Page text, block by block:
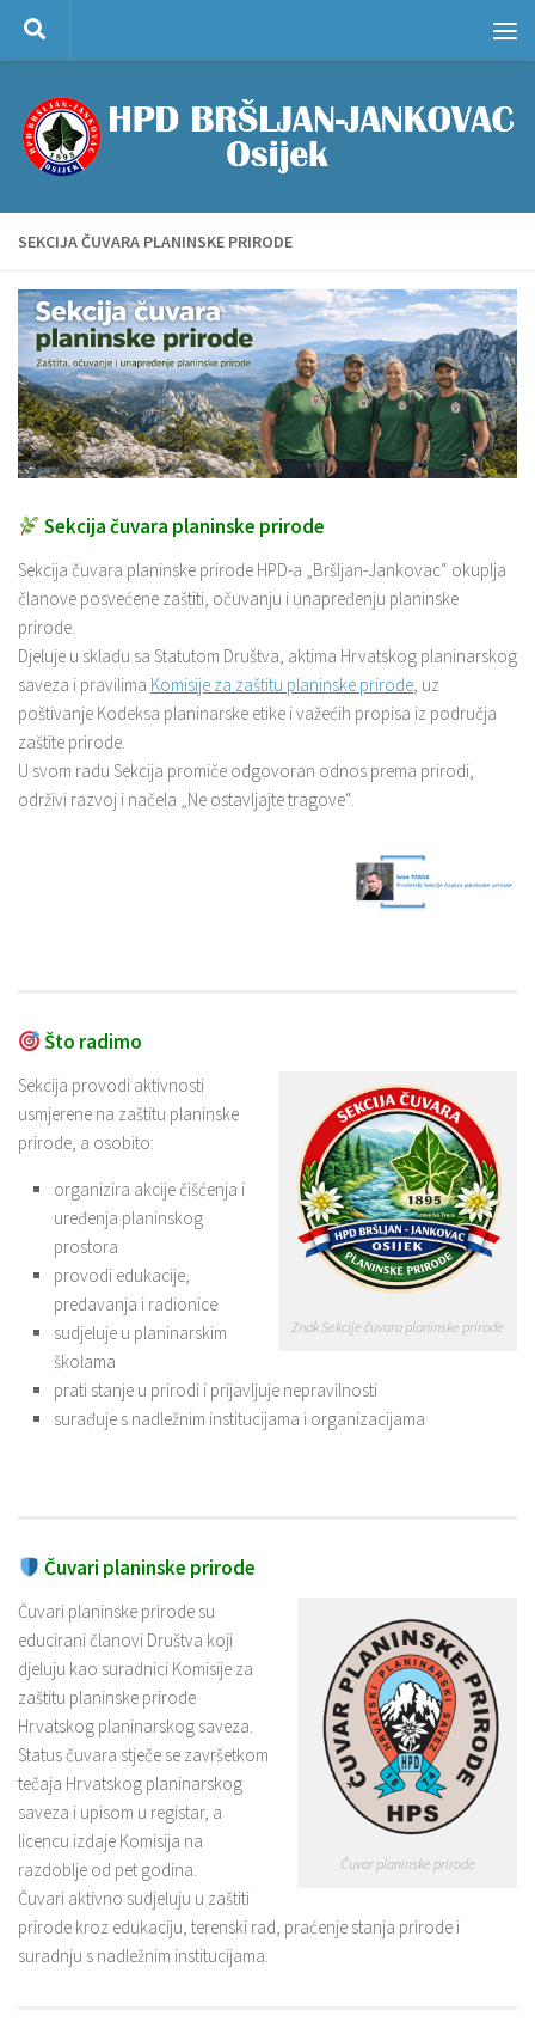
Skip to content
SEKCIJA ČUVARA PLANINSKE PRIRODE
Sekcija čuvara planinske prirode
Sekcija čuvara planinske prirode HPD-a „Bršljan-Jankovac“ okuplja
članove posvećene zaštiti, očuvanju i unapređenju planinske
prirode.
Djeluje u skladu sa Statutom Društva, aktima Hrvatskog planinarskog
saveza i pravilima Komisije za zaštitu planinske prirode, uz
poštivanje Kodeksa planinarske etike i važećih propisa iz područja
zaštite prirode.
U svom radu Sekcija promiče odgovoran odnos prema prirodi,
održivi razvoj i načela „Ne ostavljajte tragove“.
Što radimo
Znak Sekcije čuvara planinske prirode
Sekcija provodi aktivnosti
usmjerene na zaštitu planinske
prirode, a osobito:
organizira akcije čišćenja i
uređenja planinskog
prostora
provodi edukacije,
predavanja i radionice
sudjeluje u planinarskim
školama
prati stanje u prirodi i prijavljuje nepravilnosti
surađuje s nadležnim institucijama i organizacijama
Čuvari planinske prirode
Čuvar planinske prirode
Čuvari planinske prirode su
educirani članovi Društva koji
djeluju kao suradnici Komisije za
zaštitu planinske prirode
Hrvatskog planinarskog saveza.
Status čuvara stječe se završetkom
tečaja Hrvatskog planinarskog
saveza i upisom u registar, a
licencu izdaje Komisija na
razdoblje od pet godina.
Čuvari aktivno sudjeluju u zaštiti
prirode kroz edukaciju, terenski rad, praćenje stanja prirode i
suradnju s nadležnim institucijama.